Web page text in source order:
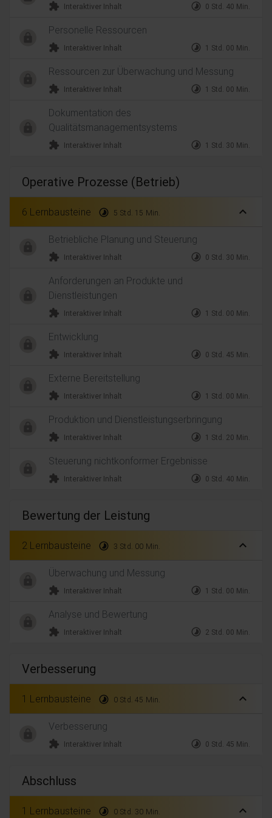
extension Interaktiver Inhalt timelapse 0 Std. 40 Min.
Personelle Ressourcen
extension Interaktiver Inhalt timelapse 1 Std. 00 Min.
Ressourcen zur Überwachung und Messung
extension Interaktiver Inhalt timelapse 1 Std. 00 Min.
Dokumentation des
Qualitätsmanagementsystems
extension Interaktiver Inhalt timelapse 1 Std. 30 Min.
Operative Prozesse (Betrieb)
6 Lernbausteine timelapse 5 Std. 15 Min. expand_less
Betriebliche Planung und Steuerung
extension Interaktiver Inhalt timelapse 0 Std. 30 Min.
Anforderungen an Produkte und
Dienstleistungen
extension Interaktiver Inhalt timelapse 1 Std. 00 Min.
Entwicklung
extension Interaktiver Inhalt timelapse 0 Std. 45 Min.
Externe Bereitstellung
extension Interaktiver Inhalt timelapse 1 Std. 00 Min.
Produktion und Dienstleistungserbringung
extension Interaktiver Inhalt timelapse 1 Std. 20 Min.
Steuerung nichtkonformer Ergebnisse
extension Interaktiver Inhalt timelapse 0 Std. 40 Min.
Bewertung der Leistung
2 Lernbausteine timelapse 3 Std. 00 Min. expand_less
Überwachung und Messung
extension Interaktiver Inhalt timelapse 1 Std. 00 Min.
Analyse und Bewertung
extension Interaktiver Inhalt timelapse 2 Std. 00 Min.
Verbesserung
1 Lernbausteine timelapse 0 Std. 45 Min. expand_less
Verbesserung
extension Interaktiver Inhalt timelapse 0 Std. 45 Min.
Abschluss
1 Lernbausteine timelapse 0 Std. 30 Min. expand_less